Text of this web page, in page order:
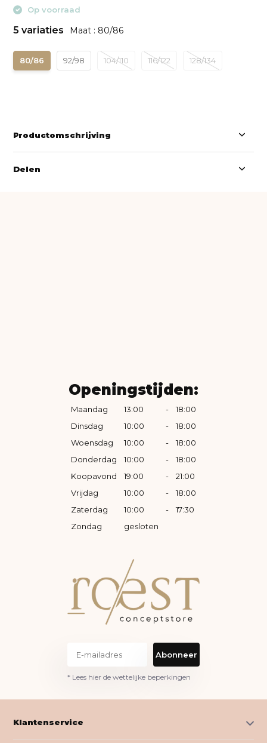
Op voorraad
5 variaties Maat : 80/86
80/86 92/98 104/110 116/122 128/134
Productomschrijving
Delen
Openingstijden:
Maandag 13:00 -
18:00
Dinsdag
10:00 -
18:00
Woensdag
10:00 -
18:00
Donderdag
10:00 -
18:00
Koopavond
19:00 -
21:00
Vrijdag
10:00 -
18:00
Zaterdag
10:00 -
17:30
Zondag
gesloten
Abonneer
* Lees hier de wettelijke beperkingen
Klantenservice